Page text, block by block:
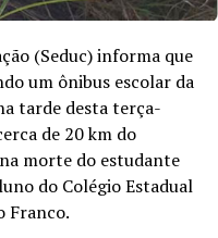
(Seduc) informa que
um ônibus escolar da
tarde desta terça-
de 20 km do
morte do estudante
do Colégio Estadual
Franco.